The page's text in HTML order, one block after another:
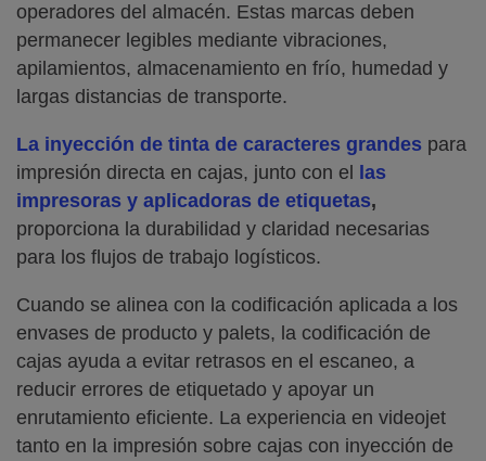
operadores del almacén. Estas marcas deben
permanecer legibles mediante vibraciones,
apilamientos, almacenamiento en frío, humedad y
largas distancias de transporte.
La inyección de tinta de caracteres grandes para
impresión directa en cajas, junto con el
las
impresoras y aplicadoras de etiquetas,
proporciona la durabilidad y claridad necesarias
para los flujos de trabajo logísticos.
Cuando se alinea con la codificación aplicada a los
envases de producto y palets, la codificación de
cajas ayuda a evitar retrasos en el escaneo, a
reducir errores de etiquetado y apoyar un
enrutamiento eficiente. La experiencia en videojet
tanto en la impresión sobre cajas con inyección de